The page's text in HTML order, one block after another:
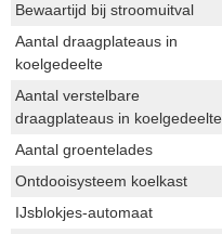
Bewaartijd bij stroomuitval
Aantal draagplateaus in
koelgedeelte
Aantal verstelbare
draagplateaus in koelgedeelte
Aantal groentelades
Ontdooisysteem koelkast
IJsblokjes-automaat